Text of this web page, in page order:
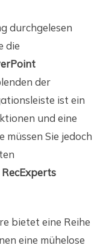
durchgelesen
die
der
ist ein
und eine
Sie jedoch
RecExperts
bietet eine Reihe
eine mühelose